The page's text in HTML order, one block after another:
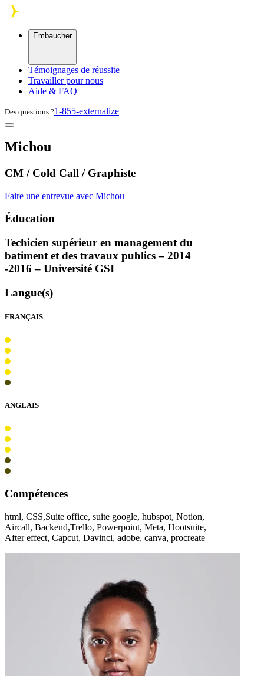
Skip to main content
Embaucher
Témoignages de réussite
Travailler pour nous
Aide & FAQ
Des questions ?1-855-externalize
Michou
CM / Cold Call / Graphiste
Faire une entrevue avec Michou
Éducation
Techicien supérieur en management du
batiment et des travaux publics – 2014
-2016 – Université GSI
Langue(s)
FRANÇAIS
ANGLAIS
Compétences
html, CSS,Suite office, suite google, hubspot, Notion,
Aircall, Backend,Trello, Powerpoint, Meta, Hootsuite,
After effect, Capcut, Davinci, adobe, canva, procreate